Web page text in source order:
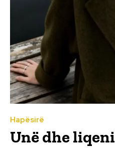
Hapësirë
Unë dhe liqeni